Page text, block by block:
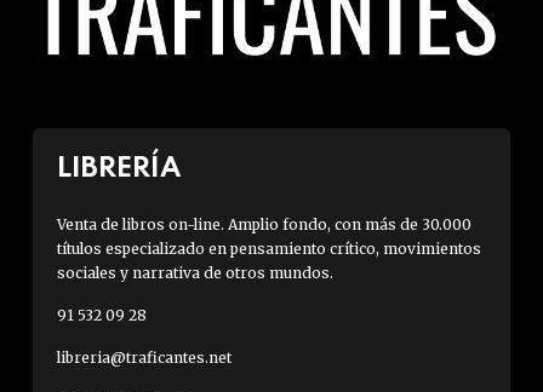
LIBRERÍA
Venta de libros on-line. Amplio fondo, con más de 30.000
títulos especializado en pensamiento crítico, movimientos
sociales y narrativa de otros mundos.
91 532 09 28
libreria@traficantes.net